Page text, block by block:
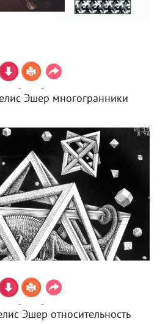
Эшер многогранники
Эшер относительность